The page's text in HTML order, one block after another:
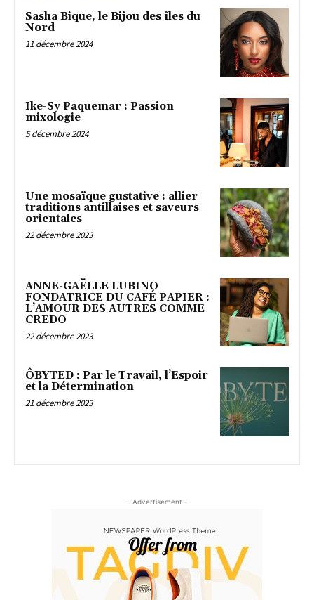
Sasha Bique, le Bijou des îles du
Nord
11 décembre 2024
Ike-Sy Paquemar : Passion
mixologie
5 décembre 2024
Une mosaïque gustative : allier
traditions antillaises et saveurs
orientales
22 décembre 2023
ANNE-GAËLLE LUBINO
FONDATRICE DU CAFÉ PAPIER :
L’AMOUR DES AUTRES COMME
CREDO
22 décembre 2023
ÔBYTED : Par le Travail, l’Espoir
et la Détermination
21 décembre 2023
- Advertisement -